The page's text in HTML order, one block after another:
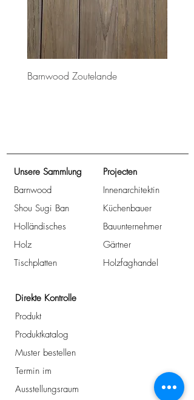
Barnwood Zoutelande
Unsere Sammlung
Barnwood
Shou Sugi Ban
Holländisches
Holz
Tischplatten
Projecten
Innenarchitektin
Küchenbauer
Bauunternehmer
Gärtner
Holzfaghandel
Direkte Kontrolle
Produkt
Produktkatalog
Muster bestellen
Termin im
Ausstellungsraum